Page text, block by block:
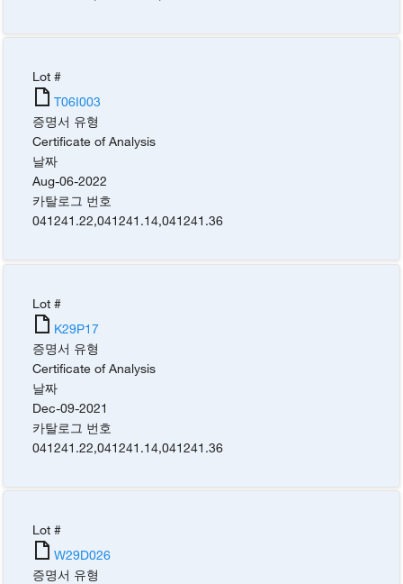
Lot #
T06I003
증명서 유형
Certificate of Analysis
날짜
Aug-06-2022
카탈로그 번호
041241.22,041241.14,041241.36
Lot #
K29P17
증명서 유형
Certificate of Analysis
날짜
Dec-09-2021
카탈로그 번호
041241.22,041241.14,041241.36
Lot #
W29D026
증명서 유형